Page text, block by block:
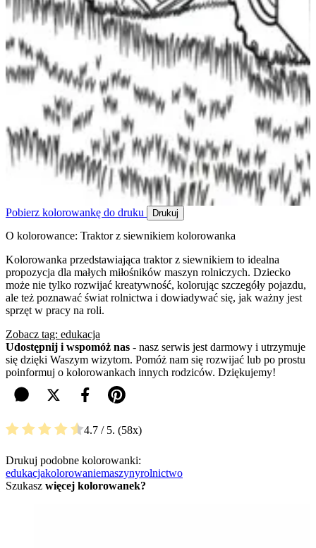
Pobierz kolorowankę do druku Drukuj
O kolorowance: Traktor z siewnikiem kolorowanka
Kolorowanka przedstawiająca traktor z siewnikiem to idealna
propozycja dla małych miłośników maszyn rolniczych. Dziecko
może nie tylko rozwijać kreatywność, kolorując szczegóły pojazdu,
ale też poznawać świat rolnictwa i dowiadywać się, jak ważny jest
sprzęt w pracy na roli.
Zobacz tag: edukacja
Udostępnij i wspomóż nas - nasz serwis jest darmowy i utrzymuje
się dzięki Waszym wizytom. Pomóż nam się rozwijać lub po prostu
poinformuj o kolorowankach innych rodziców. Dziękujemy!
4.7 / 5. 58
Drukuj podobne kolorowanki:
edukacjakolorowaniemaszynyrolnictwo
Szukasz więcej kolorowanek?